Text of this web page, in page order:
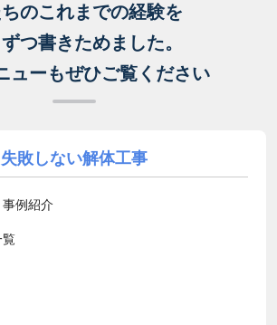
のこれまでの経験を
つ書きためました。
ューもぜひご覧ください
失敗しない解体工事
例紹介